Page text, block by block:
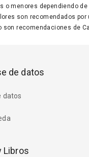
o menores dependiendo
son recomendados por
son recomendaciones de
de datos
datos
Libros